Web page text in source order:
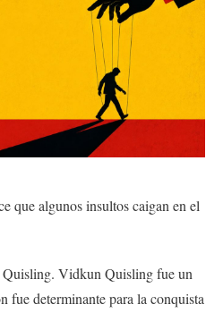
que algunos insultos caigan en el
Quisling. Vidkun Quisling fue un
fue determinante para la conquista